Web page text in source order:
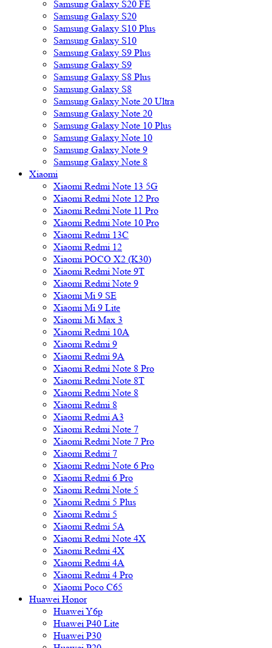
Samsung Galaxy S20 FE
Samsung Galaxy S20
Samsung Galaxy S10 Plus
Samsung Galaxy S10
Samsung Galaxy S9 Plus
Samsung Galaxy S9
Samsung Galaxy S8 Plus
Samsung Galaxy S8
Samsung Galaxy Note 20 Ultra
Samsung Galaxy Note 20
Samsung Galaxy Note 10 Plus
Samsung Galaxy Note 10
Samsung Galaxy Note 9
Samsung Galaxy Note 8
Xiaomi
Xiaomi Redmi Note 13 5G
Xiaomi Redmi Note 12 Pro
Xiaomi Redmi Note 11 Pro
Xiaomi Redmi Note 10 Pro
Xiaomi Redmi 13C
Xiaomi Redmi 12
Xiaomi POCO X2 (K30)
Xiaomi Redmi Note 9T
Xiaomi Redmi Note 9
Xiaomi Mi 9 SE
Xiaomi Mi 9 Lite
Xiaomi Mi Max 3
Xiaomi Redmi 10A
Xiaomi Redmi 9
Xiaomi Redmi 9A
Xiaomi Redmi Note 8 Pro
Xiaomi Redmi Note 8T
Xiaomi Redmi Note 8
Xiaomi Redmi 8
Xiaomi Redmi A3
Xiaomi Redmi Note 7
Xiaomi Redmi Note 7 Pro
Xiaomi Redmi 7
Xiaomi Redmi Note 6 Pro
Xiaomi Redmi 6 Pro
Xiaomi Redmi Note 5
Xiaomi Redmi 5 Plus
Xiaomi Redmi 5
Xiaomi Redmi 5A
Xiaomi Redmi Note 4X
Xiaomi Redmi 4X
Xiaomi Redmi 4A
Xiaomi Redmi 4 Pro
Xiaomi Poco C65
Huawei Honor
Huawei Y6p
Huawei P40 Lite
Huawei P30